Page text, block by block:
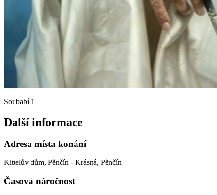
Soubabí 1
Další informace
Adresa místa konání
Kittelův dům, Pěnčín - Krásná, Pěnčín
Časová náročnost